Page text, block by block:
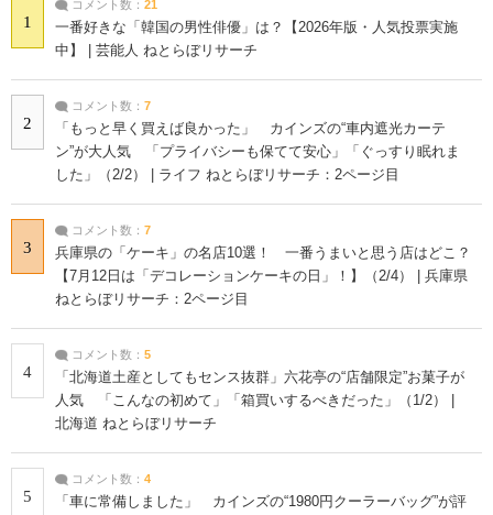
1
コメント数： 21
一番好きな「韓国の男性俳優」は？【2026年版・人気投票実施
中】 | 芸能人 ねとらぼリサーチ
2
コメント数： 7
「もっと早く買えば良かった」 カインズの“車内遮光カーテ
ン”が大人気 「プライバシーも保てて安心」「ぐっすり眠れま
した」（2/2） | ライフ ねとらぼリサーチ：2ページ目
3
コメント数： 7
兵庫県の「ケーキ」の名店10選！ 一番うまいと思う店はどこ？
【7月12日は「デコレーションケーキの日」！】（2/4） | 兵庫県
ねとらぼリサーチ：2ページ目
4
コメント数： 5
「北海道土産としてもセンス抜群」六花亭の“店舗限定”お菓子が
人気 「こんなの初めて」「箱買いするべきだった」（1/2） |
北海道 ねとらぼリサーチ
5
コメント数： 4
「車に常備しました」 カインズの“1980円クーラーバッグ”が評